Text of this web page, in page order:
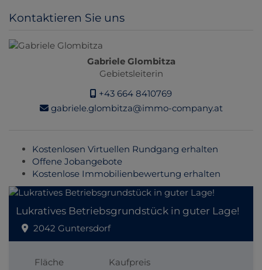
Kontaktieren Sie uns
Gabriele Glombitza
Gebietsleiterin
+43 664 8410769
gabriele.glombitza@immo-company.at
Kostenlosen Virtuellen Rundgang erhalten
Offene Jobangebote
Kostenlose Immobilienbewertung erhalten
Lukratives Betriebsgrundstück in guter Lage!
2042 Guntersdorf
Fläche
Kaufpreis